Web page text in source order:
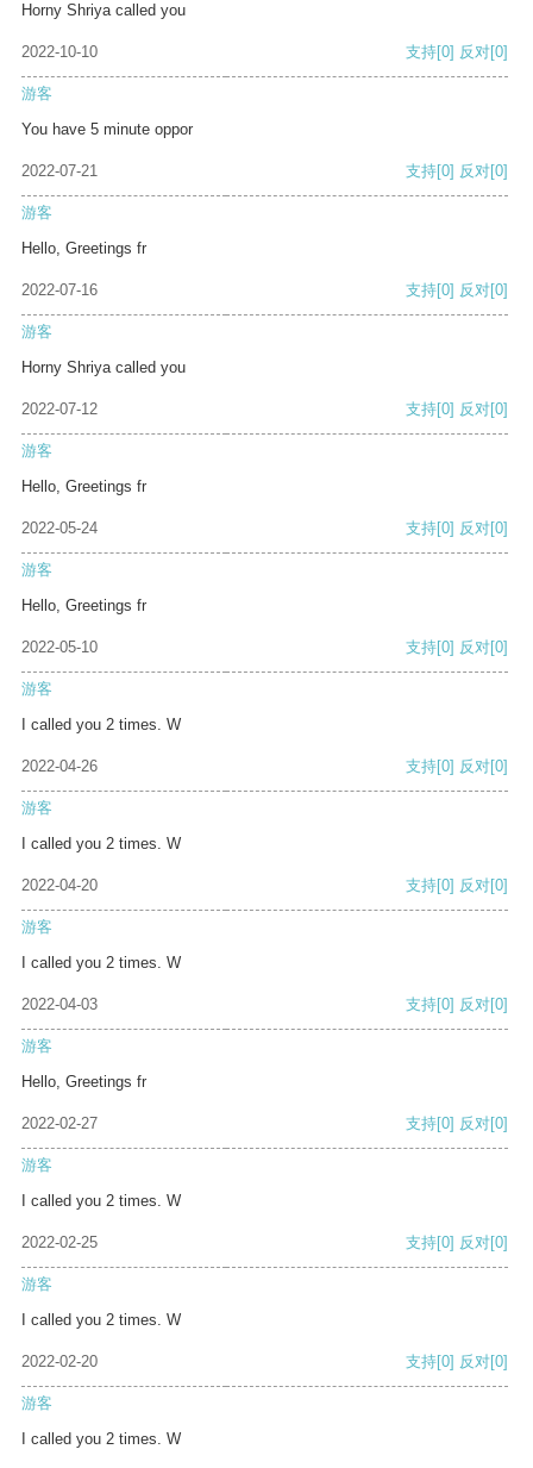
Horny Shriya called you
2022-10-10 支持[0] 反对[0]
游客
You have 5 minute oppor
2022-07-21 支持[0] 反对[0]
游客
Hello, Greetings fr
2022-07-16 支持[0] 反对[0]
游客
Horny Shriya called you
2022-07-12 支持[0] 反对[0]
游客
Hello, Greetings fr
2022-05-24 支持[0] 反对[0]
游客
Hello, Greetings fr
2022-05-10 支持[0] 反对[0]
游客
I called you 2 times. W
2022-04-26 支持[0] 反对[0]
游客
I called you 2 times. W
2022-04-20 支持[0] 反对[0]
游客
I called you 2 times. W
2022-04-03 支持[0] 反对[0]
游客
Hello, Greetings fr
2022-02-27 支持[0] 反对[0]
游客
I called you 2 times. W
2022-02-25 支持[0] 反对[0]
游客
I called you 2 times. W
2022-02-20 支持[0] 反对[0]
游客
I called you 2 times. W